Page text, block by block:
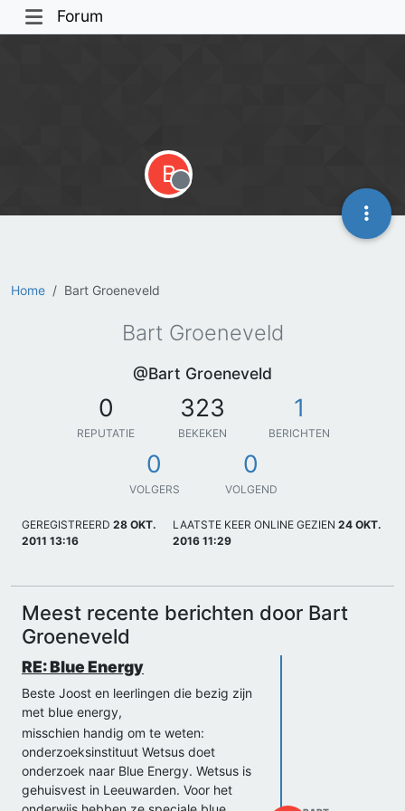
Forum
Home Bart Groeneveld
B
Offline
Bart Groeneveld
@Bart Groeneveld
0
REPUTATIE
323
BEKEKEN
1
BERICHTEN
0
VOLGERS
0
VOLGEND
GEREGISTREERD 28 OKT.
2011 13:16
LAATSTE KEER ONLINE GEZIEN 24 OKT.
2016 11:29
Meest recente berichten door Bart
Groeneveld
RE: Blue Energy
Beste Joost en leerlingen die bezig zijn
met blue energy,
misschien handig om te weten:
onderzoeksinstituut Wetsus doet
onderzoek naar Blue Energy. Wetsus is
gehuisvest in Leeuwarden. Voor het